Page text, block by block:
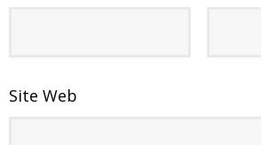
Site Web